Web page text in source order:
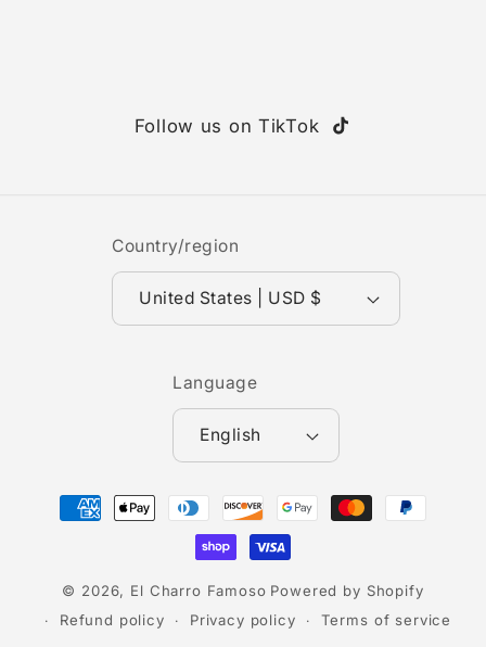
Follow us on TikTok
TikTok
Country/region
United States | USD $
Language
English
Payment
© 2026, El Charro Famoso Powered by Shopify
Refund policy
Privacy policy Terms of service